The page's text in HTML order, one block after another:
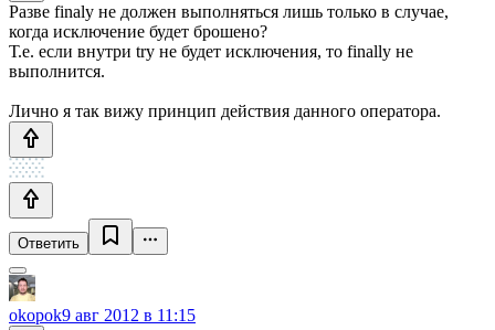
Разве finaly не должен выполняться лишь только в случае,
когда исключение будет брошено?
Т.е. если внутри try не будет исключения, то finally не
выполнится.
Лично я так вижу принцип действия данного оператора.
Ответить
okopok9 авг 2012 в 11:15